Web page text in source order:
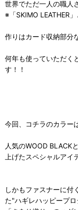
世界でただ一人の職人
※「SKIMO LEATHER
作りはカード収納部分
何年も使っていただく
す！！
今回、コチラのカラー
人気のWOOD BLACK
上げたスペシャルアイ
しかもファスナーに付
た"ハギレハッピープ